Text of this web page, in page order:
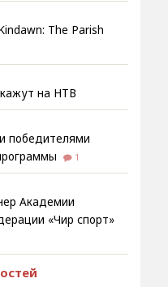
The Parish
на НТВ
победителями
1
Академии
«Чир спорт»